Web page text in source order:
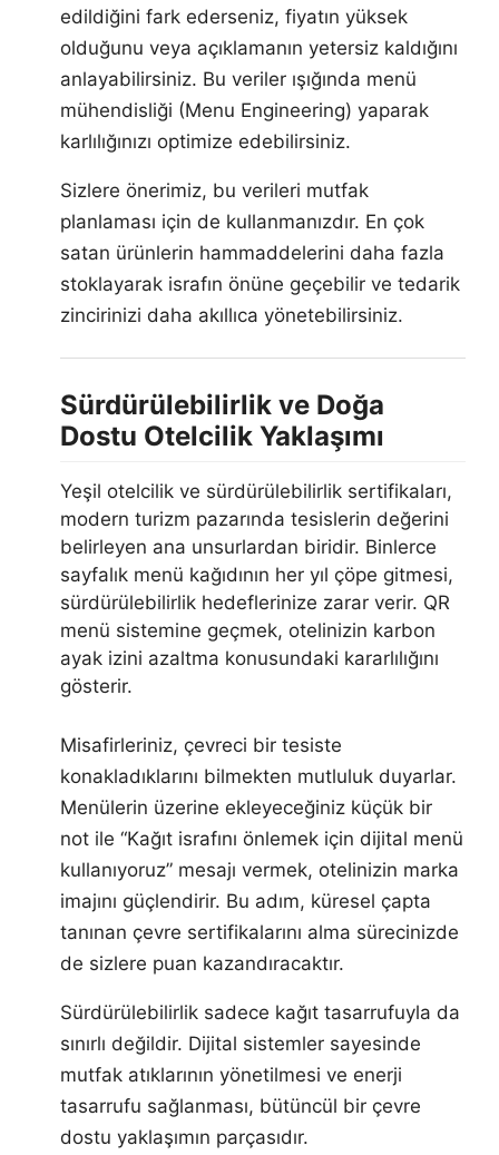
edildiğini fark ederseniz, fiyatın yüksek
olduğunu veya açıklamanın yetersiz kaldığını
anlayabilirsiniz. Bu veriler ışığında menü
mühendisliği (Menu Engineering) yaparak
karlılığınızı optimize edebilirsiniz.
Sizlere önerimiz, bu verileri mutfak
planlaması için de kullanmanızdır. En çok
satan ürünlerin hammaddelerini daha fazla
stoklayarak israfın önüne geçebilir ve tedarik
zincirinizi daha akıllıca yönetebilirsiniz.
Sürdürülebilirlik ve Doğa
Dostu Otelcilik Yaklaşımı
Yeşil otelcilik ve sürdürülebilirlik sertifikaları,
modern turizm pazarında tesislerin değerini
belirleyen ana unsurlardan biridir. Binlerce
sayfalık menü kağıdının her yıl çöpe gitmesi,
sürdürülebilirlik hedeflerinize zarar verir. QR
menü sistemine geçmek, otelinizin karbon
ayak izini azaltma konusundaki kararlılığını
gösterir.
Misafirleriniz, çevreci bir tesiste
konakladıklarını bilmekten mutluluk duyarlar.
Menülerin üzerine ekleyeceğiniz küçük bir
not ile “Kağıt israfını önlemek için dijital menü
kullanıyoruz” mesajı vermek, otelinizin marka
imajını güçlendirir. Bu adım, küresel çapta
tanınan çevre sertifikalarını alma sürecinizde
de sizlere puan kazandıracaktır.
Sürdürülebilirlik sadece kağıt tasarrufuyla da
sınırlı değildir. Dijital sistemler sayesinde
mutfak atıklarının yönetilmesi ve enerji
tasarrufu sağlanması, bütüncül bir çevre
dostu yaklaşımın parçasıdır.